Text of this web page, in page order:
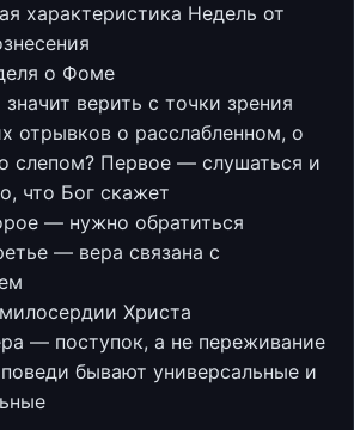
характеристика Недель от
о Фоме
верить с точки зрения
отрывков о расслабленном, о
слепом? Первое — слушаться и
что Бог скажет
— нужно обратиться
— вера связана с
Христа
— поступок, а не переживание
бывают универсальные и